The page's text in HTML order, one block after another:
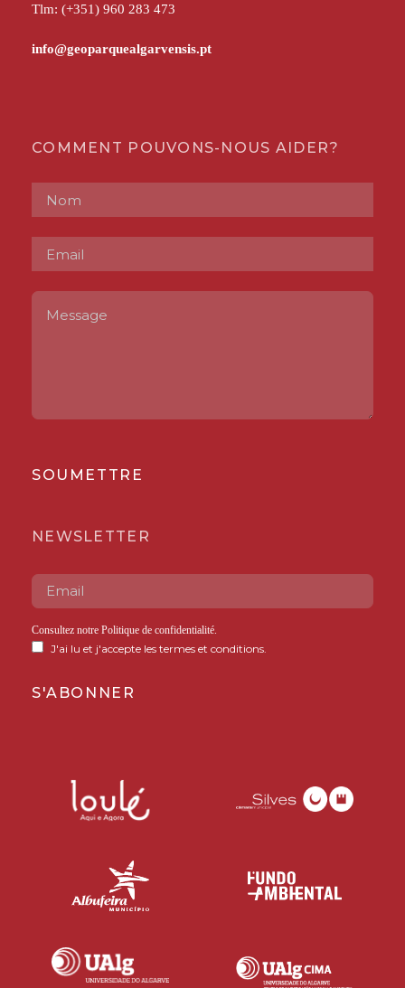
Tlm: (+351) 960 283 473
COMMENT POUVONS-NOUS AIDER?
SOUMETTRE
NEWSLETTER
Consultez notre Politique de confidentialité
J'ai lu et j'accepte les termes et conditions.